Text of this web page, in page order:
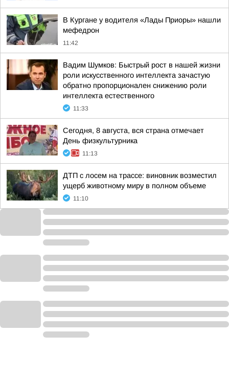
В Кургане у водителя «Лады Приоры» нашли
мефедрон
11:42
Вадим Шумков: Быстрый рост в нашей жизни
роли искусственного интеллекта зачастую
обратно пропорционален снижению роли
интеллекта естественного
11:33
Сегодня, 8 августа, вся страна отмечает
День физкультурника
11:13
ДТП с лосем на трассе: виновник возместил
ущерб животному миру в полном объеме
11:10